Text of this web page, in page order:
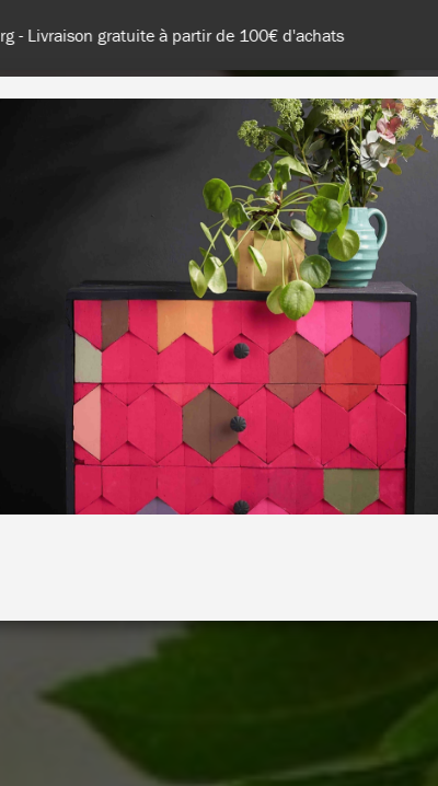
gratuite à partir de 100€ d'achats
France
INSPIRATION & CONSEILS DURABILITÉ